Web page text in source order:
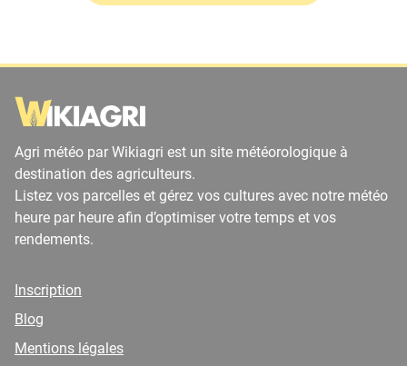
Agri météo par Wikiagri est un site météorologique à
destination des agriculteurs.
Listez vos parcelles et gérez vos cultures avec notre météo
heure par heure afin d’optimiser votre temps et vos
rendements.
Inscription
Blog
Mentions légales